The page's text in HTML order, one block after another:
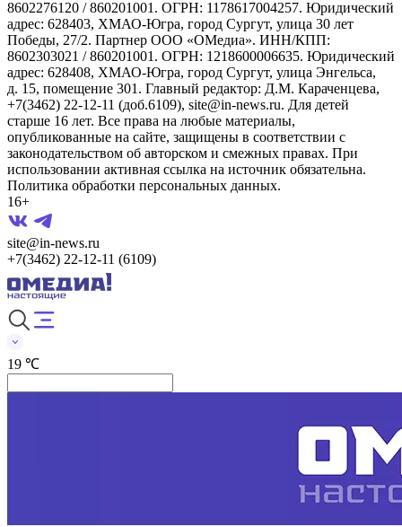
8602276120 / 860201001. ОГРН: 1178617004257. Юридический
адрес: 628403, ХМАО-Югра, город Сургут, улица 30 лет
Победы, 27/2. Партнер ООО «ОМедиа». ИНН/КПП:
8602303021 / 860201001. ОГРН: 1218600006635. Юридический
адрес: 628408, ХМАО-Югра, город Сургут, улица Энгельса,
д. 15, помещение 301. Главный редактор: Д.М. Караченцева,
+7(3462) 22-12-11 (доб.6109), site@in-news.ru. Для детей
старше 16 лет. Все права на любые материалы,
опубликованные на сайте, защищены в соответствии с
законодательством об авторском и смежных правах. При
использовании активная ссылка на источник обязательна.
Политика обработки персональных данных.
16+
site@in-news.ru
+7(3462) 22-12-11 (6109)
19 ℃